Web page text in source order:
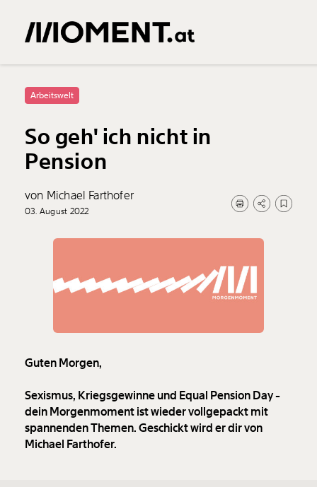
Arbeitswelt
So geh' ich nicht in
Pension
von Michael Farthofer
03. August 2022
Guten Morgen,
Sexismus, Kriegsgewinne und Equal Pension Day -
dein Morgenmoment ist wieder vollgepackt mit
spannenden Themen. Geschickt wird er dir von
Michael Farthofer.